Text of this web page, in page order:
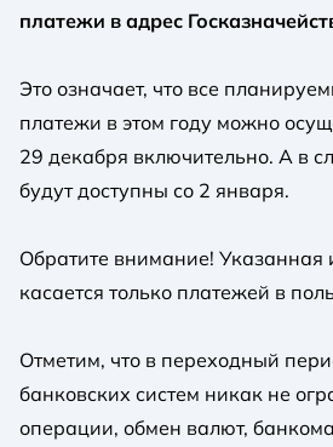
платежи в адрес
Это означает, что все
платежи в этом году можно
29 декабря включительно. А в
будут доступны со 2 января.
Обратите внимание!
касается только платежей в
Отметим, что в переходный
банковских систем никак не
операции, обмен валют,